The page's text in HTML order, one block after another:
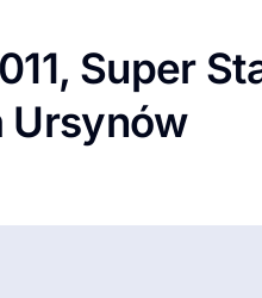
Super
Ursynów